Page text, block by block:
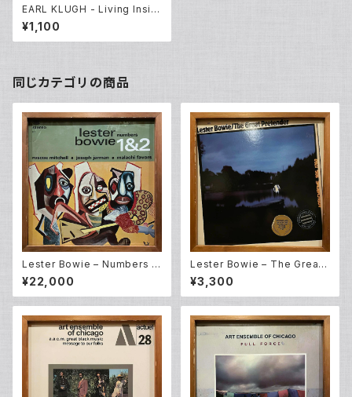
EARL KLUGH - Living Insid
e Your Love
¥1,100
同じカテゴリの商品
Lester Bowie – Numbers 1
&2 (LP)
¥22,000
Lester Bowie – The Great
Pretender (LP)
¥3,300